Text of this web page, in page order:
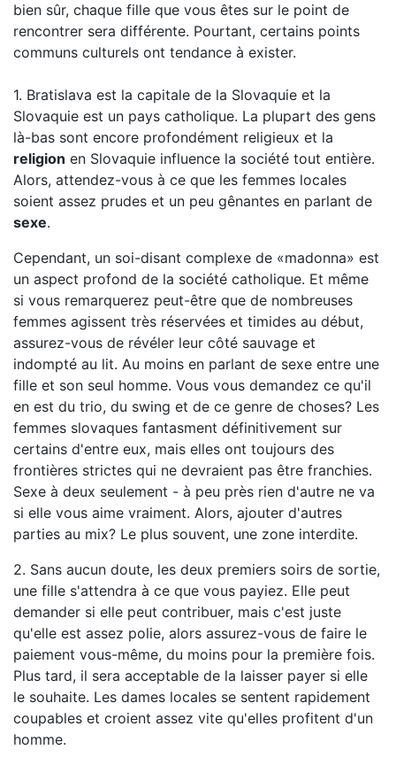
bien sûr, chaque fille que vous êtes sur le point de
rencontrer sera différente. Pourtant, certains points
communs culturels ont tendance à exister.
1. Bratislava est la capitale de la Slovaquie et la
Slovaquie est un pays catholique. La plupart des gens
là-bas sont encore profondément religieux et la
religion en Slovaquie influence la société tout entière.
Alors, attendez-vous à ce que les femmes locales
soient assez prudes et un peu gênantes en parlant de
sexe.
Cependant, un soi-disant complexe de «madonna» est
un aspect profond de la société catholique. Et même
si vous remarquerez peut-être que de nombreuses
femmes agissent très réservées et timides au début,
assurez-vous de révéler leur côté sauvage et
indompté au lit. Au moins en parlant de sexe entre une
fille et son seul homme. Vous vous demandez ce qu'il
en est du trio, du swing et de ce genre de choses? Les
femmes slovaques fantasment définitivement sur
certains d'entre eux, mais elles ont toujours des
frontières strictes qui ne devraient pas être franchies.
Sexe à deux seulement - à peu près rien d'autre ne va
si elle vous aime vraiment. Alors, ajouter d'autres
parties au mix? Le plus souvent, une zone interdite.
2. Sans aucun doute, les deux premiers soirs de sortie,
une fille s'attendra à ce que vous payiez. Elle peut
demander si elle peut contribuer, mais c'est juste
qu'elle est assez polie, alors assurez-vous de faire le
paiement vous-même, du moins pour la première fois.
Plus tard, il sera acceptable de la laisser payer si elle
le souhaite. Les dames locales se sentent rapidement
coupables et croient assez vite qu'elles profitent d'un
homme.